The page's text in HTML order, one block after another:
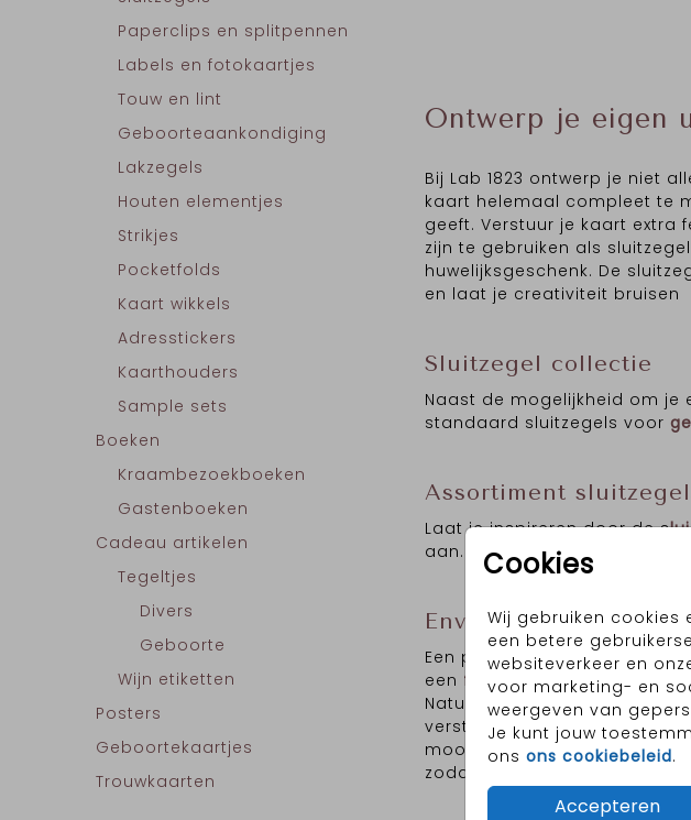
Cookies
Wij gebruiken cookies
een betere
websiteverkeer en
voor marketing- en
weergeven van
Je kunt jouw
ons ons cookiebeleid.
Accepteren
Paperclips en splitpennen
Labels en fotokaartjes
Touw en lint
Geboorteaankondiging
Lakzegels
Houten elementjes
Strikjes
Pocketfolds
Kaart wikkels
Adresstickers
Kaarthouders
Sample sets
Boeken
Kraambezoekboeken
Gastenboeken
Cadeau artikelen
Tegeltjes
Divers
Geboorte
Wijn etiketten
Posters
Geboortekaartjes
Trouwkaarten
Ontwerp je eigen
Bij Lab 1823 ontwerp je niet
kaart helemaal compleet te
geeft. Verstuur je kaart extra
zijn te gebruiken als
huwelijksgeschenk. De
en laat je creativiteit bruisen
Sluitzegel collectie
Naast de mogelijkheid om je
standaard sluitzegels voor
Assortiment
Laat je inspireren door de s
aan.
Enveloppen en extra’s
Een prachtig compleet
een foto label, houten
Natuurlijk verstuur je je
versturen. De enveloppen
mooi klaar voordat jullie
zodat je de envelop